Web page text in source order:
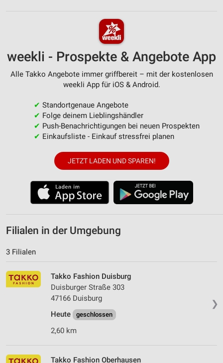
weekli - Prospekte & Angebote App
Alle Takko Angebote immer griffbereit – mit der kostenlosen
weekli App für iOS & Android.
✔ Standortgenaue Angebote
✔ Folge deinem Lieblingshändler
✔ Push-Benachrichtigungen bei neuen Prospekten
✔ Einkaufsliste - Einkauf stressfrei planen
JETZT LADEN UND SPAREN!
Filialen in der Umgebung
3 Filialen
❯
Takko Fashion Duisburg
Duisburger Straße 303
47166 Duisburg
Heute
geschlossen
2,60 km
Takko Fashion Oberhausen